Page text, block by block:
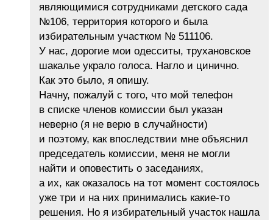
являющимися сотрудниками детского сада
№106, территория которого и была
избирательным участком № 511106.
У нас, дорогие мои одесситы, трухановское
шакалье украло голоса. Нагло и цинично.
Как это было, я опишу.
Начну, пожалуй с того, что мой телефон
в списке членов комиссии был указан
неверно (я не верю в случайности)
и поэтому, как впоследствии мне объяснил
председатель комиссии, меня не могли
найти и оповестить о заседаниях,
а их, как оказалось на тот момент состоялось
уже три и на них принимались какие-то
решения. Но я избирательный участок нашла